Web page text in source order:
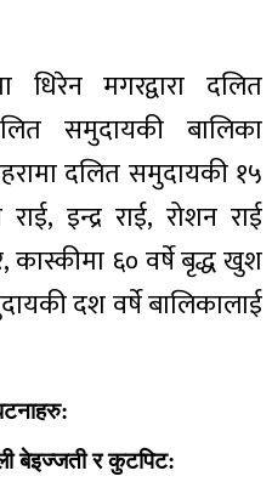
मगरद्वारा दलित
समुदायकी बालिका
दलित समुदायकी १५
इन्द्र राई, रोशन राई
कास्कीमा ६० वर्षे बृद्ध खुश
दश वर्षे बालिकालाई
बेइज्जती र कुटपिट: